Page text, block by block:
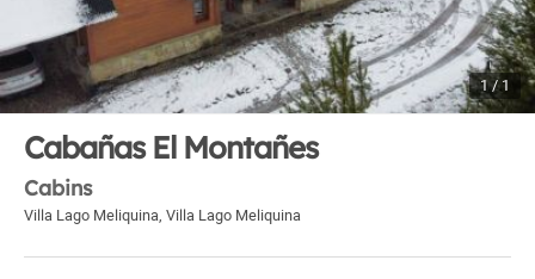
1 / 1
Cabañas El Montañes
Cabins
Villa Lago Meliquina, Villa Lago Meliquina